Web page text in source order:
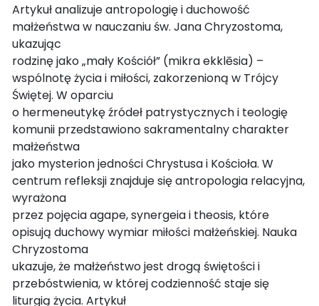
Artykuł analizuje antropologię i duchowość
małżeństwa w nauczaniu św. Jana Chryzostoma,
ukazując
rodzinę jako „mały Kościół” (mikra ekklēsia) –
wspólnotę życia i miłości, zakorzenioną w Trójcy
Świętej. W oparciu
o hermeneutykę źródeł patrystycznych i teologię
komunii przedstawiono sakramentalny charakter
małżeństwa
jako mysterion jedności Chrystusa i Kościoła. W
centrum refleksji znajduje się antropologia relacyjna,
wyrażona
przez pojęcia agape, synergeia i theosis, które
opisują duchowy wymiar miłości małżeńskiej. Nauka
Chryzostoma
ukazuje, że małżeństwo jest drogą świętości i
przebóstwienia, w której codzienność staje się
liturgią życia. Artykuł